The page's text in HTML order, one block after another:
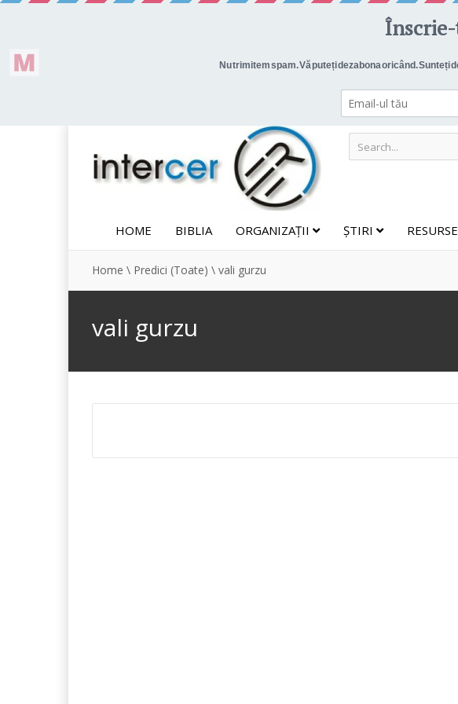
HOME BIBLIA ORGANIZAȚII ȘTIRI RESURSE
Home \ Predici (Toate) \ vali gurzu
vali gurzu